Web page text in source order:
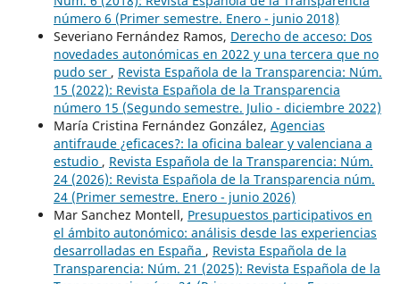
número 6 (Primer semestre. Enero - junio 2018)
Severiano Fernández Ramos, Derecho de acceso: Dos
novedades autonómicas en 2022 y una tercera que no
pudo ser , Revista Española de la Transparencia: Núm.
15 (2022): Revista Española de la Transparencia
número 15 (Segundo semestre. Julio - diciembre 2022)
María Cristina Fernández González, Agencias
antifraude ¿eficaces?: la oficina balear y valenciana a
estudio , Revista Española de la Transparencia: Núm.
24 (2026): Revista Española de la Transparencia núm.
24 (Primer semestre. Enero - junio 2026)
Mar Sanchez Montell, Presupuestos participativos en
el ámbito autonómico: análisis desde las experiencias
desarrolladas en España , Revista Española de la
Transparencia: Núm. 21 (2025): Revista Española de la